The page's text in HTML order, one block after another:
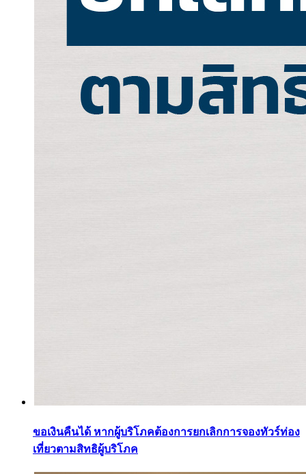
ขอเงินคืนได้ หากผู้บริโภคต้องการยกเลิกการจองทัวร์ท่อง
เที่ยวตามสิทธิผู้บริโภค